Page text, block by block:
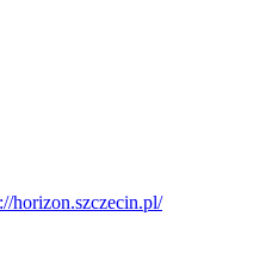
horizon.szczecin.pl/